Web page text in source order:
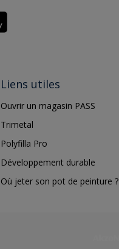
Liens utiles
Ouvrir un magasin PASS
Trimetal
Polyfilla Pro
Développement durable
Où jeter son pot de peinture ?